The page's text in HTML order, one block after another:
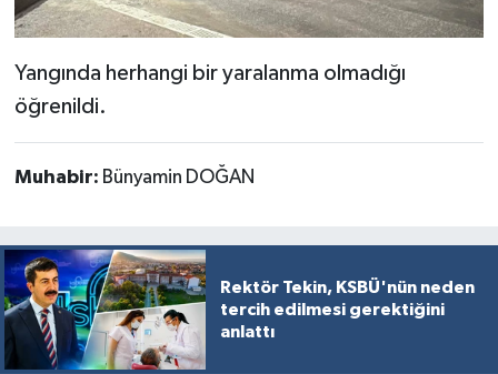
Yangında herhangi bir yaralanma olmadığı
öğrenildi.
Muhabir: Bünyamin DOĞAN
Rektör Tekin, KSBÜ'nün neden
tercih edilmesi gerektiğini
anlattı